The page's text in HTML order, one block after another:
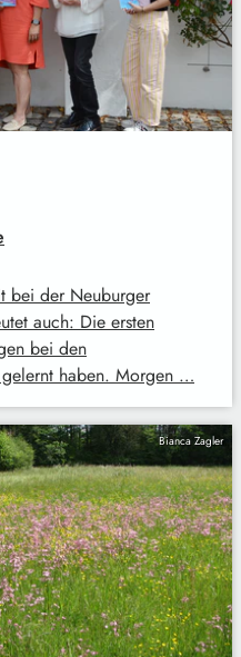
bei der Neuburger
auch: Die ersten
bei den
gelernt haben. Morgen …
Bianca Zagler